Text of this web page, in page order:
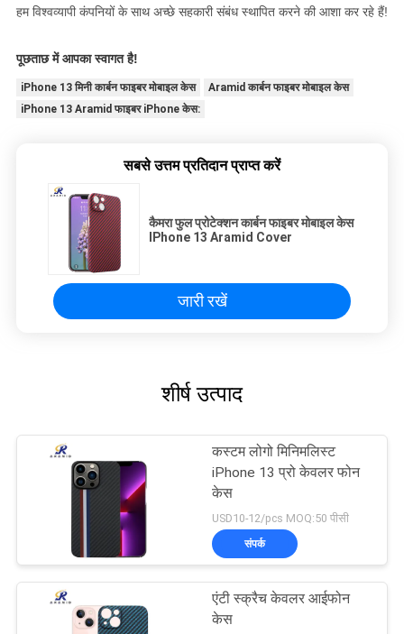
हम विश्वव्यापी कंपनियों के साथ अच्छे सहकारी संबंध स्थापित करने की आशा कर रहे हैं!
पूछताछ में आपका स्वागत है!
iPhone 13 मिनी कार्बन फाइबर मोबाइल केस
Aramid कार्बन फाइबर मोबाइल केस
iPhone 13 Aramid फाइबर iPhone केस:
सबसे उत्तम प्रतिदान प्राप्त करें
कैमरा फुल प्रोटेक्शन कार्बन फाइबर मोबाइल केस
IPhone 13 Aramid Cover
जारी रखें
शीर्ष उत्पाद
कस्टम लोगो मिनिमलिस्ट
iPhone 13 प्रो केवलर फोन
केस
USD10-12/pcs MOQ:50 पीसी
संपर्क
एंटी स्क्रैच केवलर आईफोन
केस